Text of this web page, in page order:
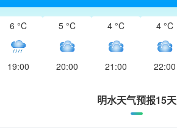
6 °C
19:00
5 °C
20:00
4 °C
21:00
4 °C
22:00
明水天气预报15天